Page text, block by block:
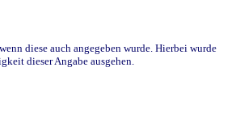
diese auch angegeben wurde. Hierbei wurde
dieser Angabe ausgehen.